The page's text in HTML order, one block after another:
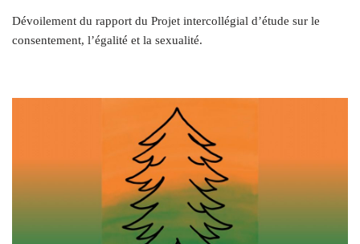
Dévoilement du rapport du Projet intercollégial d’étude sur le
consentement, l’égalité et la sexualité.